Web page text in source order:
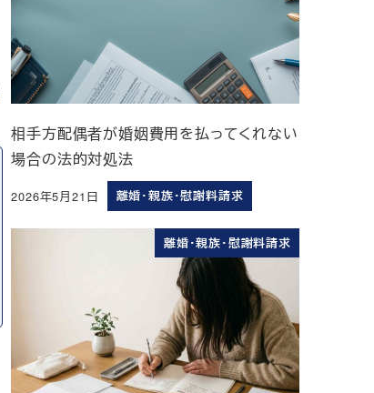
相手方配偶者が婚姻費用を払ってくれない
場合の法的対処法
投稿日
2026年5月21日 離婚・親族・慰謝料請求
離婚・親族・慰謝料請求